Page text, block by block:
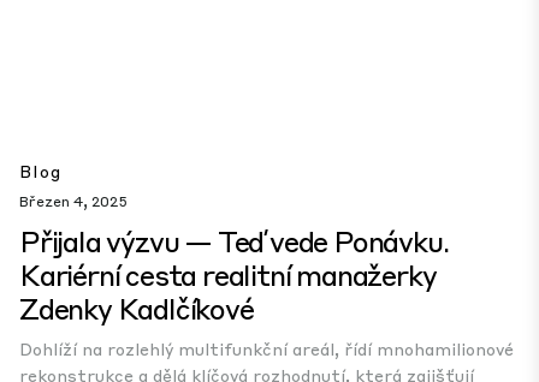
Blog
Březen 4, 2025
Přijala výzvu — Teď vede Ponávku.
Kariérní cesta realitní manažerky
Zdenky Kadlčíkové
Dohlíží na rozlehlý multifunkční areál, řídí mnohamilionové
rekonstrukce a dělá klíčová rozhodnutí, která zajišťují